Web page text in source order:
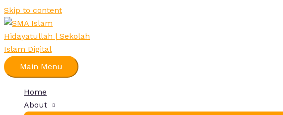
Skip to content
Main Menu
Home
About